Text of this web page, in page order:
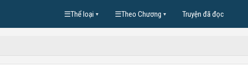
☰Thể loại ▼ ☰Theo Chương ▼ Truyện đã đọc